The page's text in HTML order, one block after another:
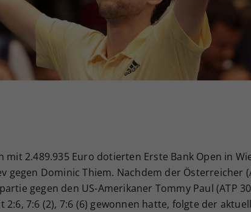
mit 2.489.935 Euro dotierten Erste Bank Open in
gegen Dominic Thiem. Nachdem der Österreicher
gegen den US-Amerikaner Tommy Paul (ATP
7:6 (2), 7:6 (6) gewonnen hatte, folgte der
Ihrer vorgenommen Einstellungen,
Webseiten-Betreiber dies eingestellt